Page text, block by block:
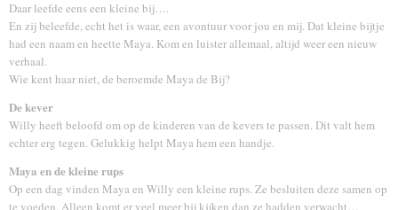
Daar leefde eens een kleine bij….
En zij beleefde, echt het is waar, een avontuur voor jou en mij. Dat kleine bijtje
had een naam en heette Maya. Kom en luister allemaal, altijd weer een nieuw
verhaal.
Wie kent haar niet, de beroemde Maya de Bij?
De kever
Willy heeft beloofd om op de kinderen van de kevers te passen. Dit valt hem
echter erg tegen. Gelukkig helpt Maya hem een handje.
Maya en de kleine rups
Op een dag vinden Maya en Willy een kleine rups. Ze besluiten deze samen op
te voeden. Alleen komt er veel meer bij kijken dan ze hadden verwacht…